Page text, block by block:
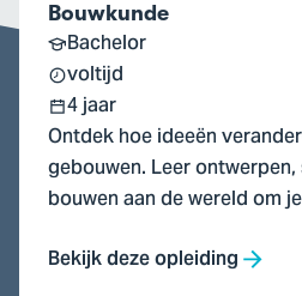
Bouwkunde
Bachelor
voltijd
4 jaar
Ontdek hoe ideeën
gebouwen. Leer
bouwen aan de wereld om
Bekijk deze opleiding